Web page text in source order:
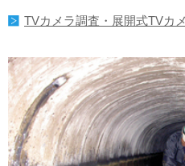
TVカメラ調査・展開式TVカ